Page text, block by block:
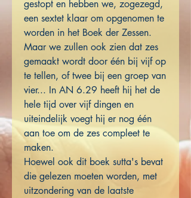
gestopt en hebben we, zogezegd,
een sextet klaar om opgenomen te
worden in het Boek der Zessen.
Maar we zullen ook zien dat zes
gemaakt wordt door één bij vijf op
te tellen, of twee bij een groep van
vier... In AN 6.29 heeft hij het de
hele tijd over vijf dingen en
uiteindelijk voegt hij er nog één
aan toe om de zes compleet te
maken.
Hoewel ook dit boek sutta's bevat
die gelezen moeten worden, met
uitzondering van de laatste